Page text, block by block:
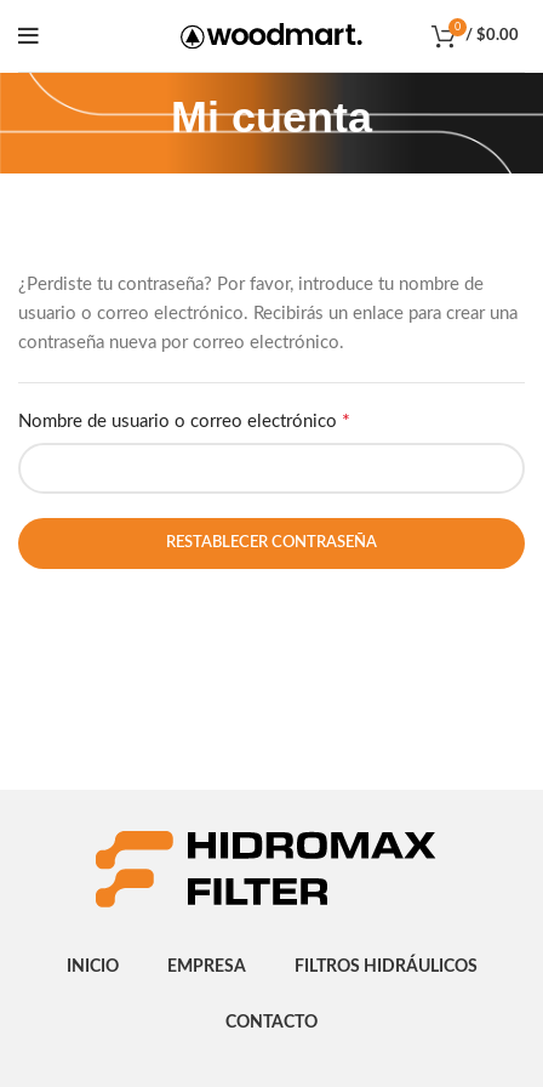
0
/ $0.00
Mi cuenta
¿Perdiste tu contraseña? Por favor, introduce tu nombre de
usuario o correo electrónico. Recibirás un enlace para crear una
contraseña nueva por correo electrónico.
Nombre de usuario o correo electrónico *
RESTABLECER CONTRASEÑA
INICIO EMPRESA FILTROS HIDRÁULICOS
CONTACTO